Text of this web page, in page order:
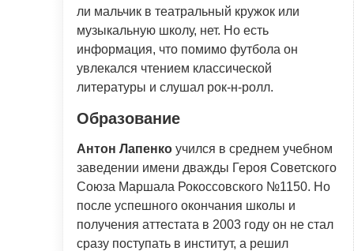
ли мальчик в театральный кружок или
музыкальную школу, нет. Но есть
информация, что помимо футбола он
увлекался чтением классической
литературы и слушал рок-н-ролл.
Образование
Антон Лапенко учился в среднем учебном
заведении имени дважды Героя Советского
Союза Маршала Рокоссовского №1150. Но
после успешного окончания школы и
получения аттестата в 2003 году он не стал
сразу поступать в институт, а решил